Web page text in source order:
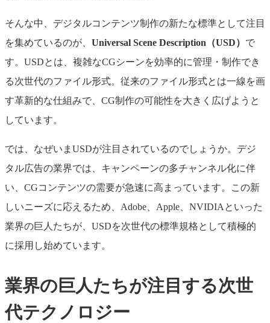
そんな中、デジタルコンテンツ制作の新たな標準として注目
を集めているのが、 Universal Scene Description（USD） で
す。USDとは、複雑なCGシーンを効率的に管理・制作でき
る次世代のファイル形式。従来のファイル形式とは一線を画
す革新的な仕組みで、CG制作の可能性を大きく広げようと
しています。
では、なぜいまUSDが注目されているのでしょうか。デジ
タル広告の業界では、キャンペーンの多チャンネル化に伴
い、CGコンテンツの需要が急速に高まっています。この新
しいニーズに応えるため、Adobe、Apple、NVIDIAといった
業界の巨人たちが、USDを次世代の標準規格として積極的
に採用し始めています。
業界の巨人たちが注目する次世
代テクノロジー